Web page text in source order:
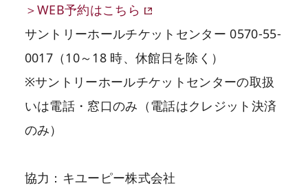
＞WEB予約はこちら
サントリーホールチケットセンター 0570-55-
0017（10～18 時、休館日を除く）
※サントリーホールチケットセンターの取扱
いは電話・窓口のみ（電話はクレジット決済
のみ）
協力：キユーピー株式会社